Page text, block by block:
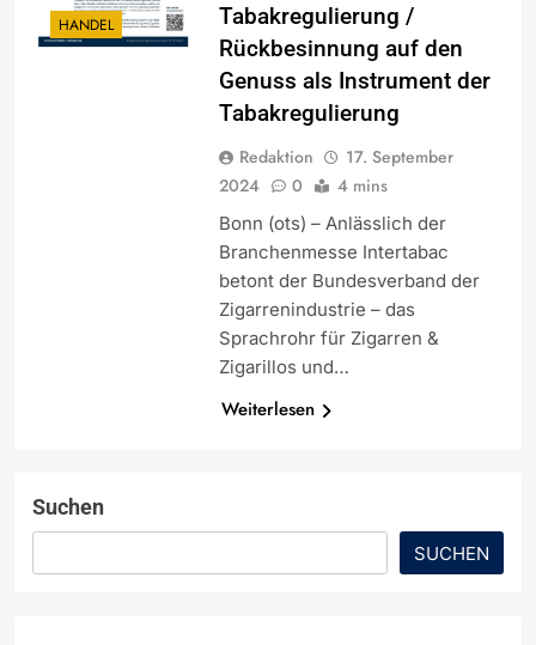
HANDEL
Tabakregulierung /
Rückbesinnung auf den
Genuss als Instrument der
Tabakregulierung
Redaktion
17. September
2024
0 4 mins
Bonn (ots) – Anlässlich der
Branchenmesse Intertabac
betont der Bundesverband der
Zigarrenindustrie – das
Sprachrohr für Zigarren &
Zigarillos und…
Weiterlesen
Suchen
SUCHEN